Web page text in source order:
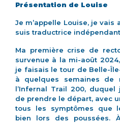
Présentation de Louise
Je m’appelle Louise, je
suis traductrice
Ma première crise de
survenue à la mi-août
je faisais le tour de Belle-
à quelques semaines de
l’Infernal Trail 200,
de prendre le départ, avec
tous les symptômes que
bien lors des poussées.